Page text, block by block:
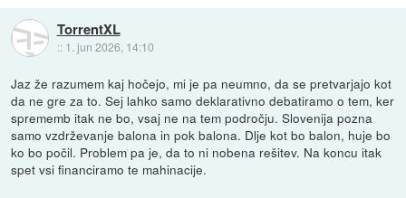
TorrentXL
:: 1. jun 2026, 14:10
Jaz že razumem kaj hočejo, mi je pa neumno, da se pretvarjajo kot
da ne gre za to. Sej lahko samo deklarativno debatiramo o tem, ker
sprememb itak ne bo, vsaj ne na tem področju. Slovenija pozna
samo vzdrževanje balona in pok balona. Dlje kot bo balon, huje bo
ko bo počil. Problem pa je, da to ni nobena rešitev. Na koncu itak
spet vsi financiramo te mahinacije.